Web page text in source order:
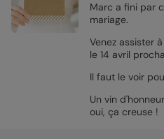
Marc a fini par
mariage.
Venez assister
le 14 avril
Il faut le voir
Un vin
oui, ça creuse !